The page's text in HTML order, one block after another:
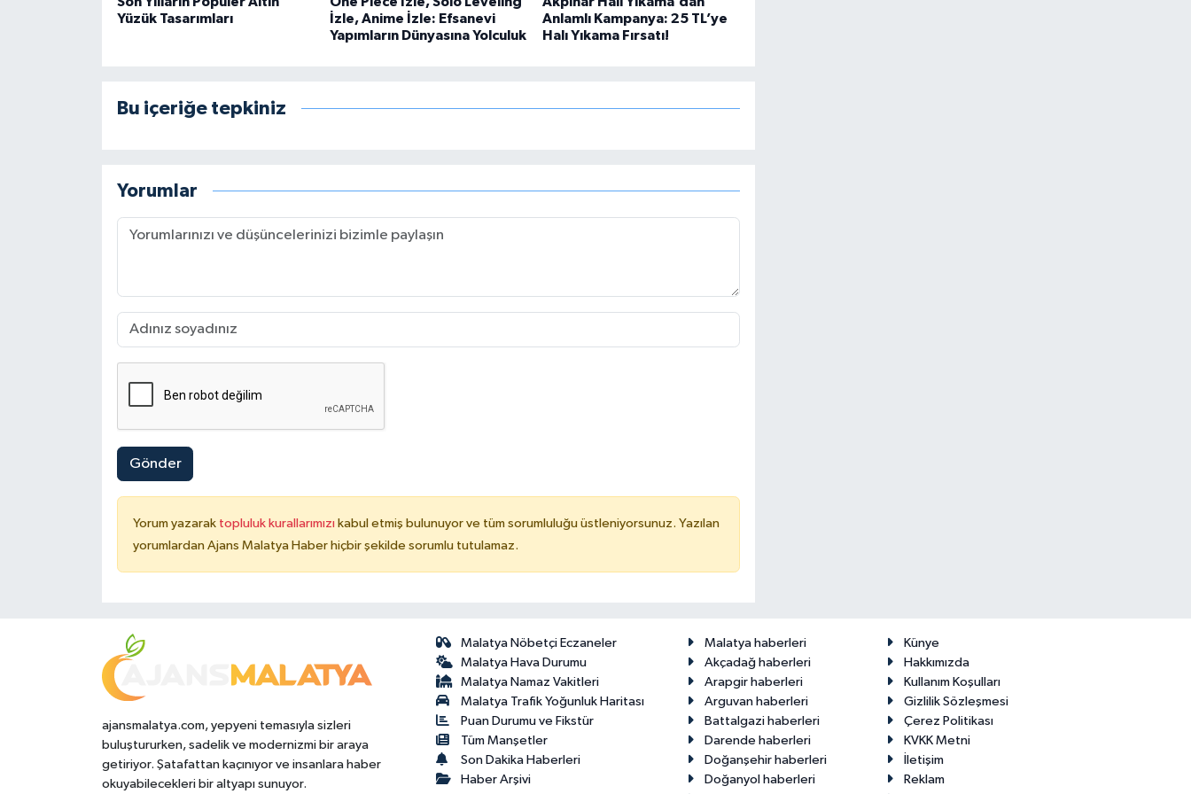
Yüzük Tasarımları
İzle, Anime İzle: Efsanevi
Yapımların Dünyasına Yolculuk
Anlamlı Kampanya: 25 TL’ye
Halı Yıkama Fırsatı!
Bu içeriğe tepkiniz
Yorumlar
Gönder
Yorum yazarak topluluk kurallarımızı kabul etmiş bulunuyor ve tüm sorumluluğu üstleniyorsunuz. Yazılan
yorumlardan Ajans Malatya Haber hiçbir şekilde sorumlu tutulamaz.
ajansmalatya.com, yepyeni temasıyla sizleri
buluştururken, sadelik ve modernizmi bir araya
getiriyor. Şatafattan kaçınıyor ve insanlara haber
okuyabilecekleri bir altyapı sunuyor.
Malatya Nöbetçi Eczaneler
Malatya Hava Durumu
Malatya Namaz Vakitleri
Malatya Trafik Yoğunluk Haritası
Puan Durumu ve Fikstür
Tüm Manşetler
Son Dakika Haberleri
Haber Arşivi
Malatya haberleri
Künye
Akçadağ haberleri
Hakkımızda
Arapgir haberleri
Kullanım Koşulları
Arguvan haberleri
Gizlilik Sözleşmesi
Battalgazi haberleri
Çerez Politikası
Darende haberleri
KVKK Metni
Doğanşehir haberleri
İletişim
Doğanyol haberleri
Reklam